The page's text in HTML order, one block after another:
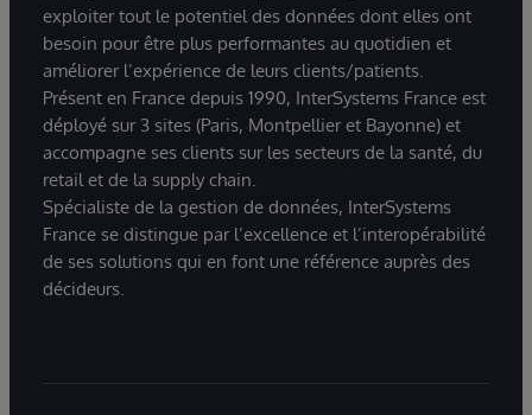
exploiter tout le potentiel des données dont elles ont
besoin pour être plus performantes au quotidien et
améliorer l’expérience de leurs clients/patients.
Présent en France depuis 1990, InterSystems France est
déployé sur 3 sites (Paris, Montpellier et Bayonne) et
accompagne ses clients sur les secteurs de la santé, du
retail et de la supply chain.
Spécialiste de la gestion de données, InterSystems
France se distingue par l’excellence et l’interopérabilité
de ses solutions qui en font une référence auprès des
décideurs.